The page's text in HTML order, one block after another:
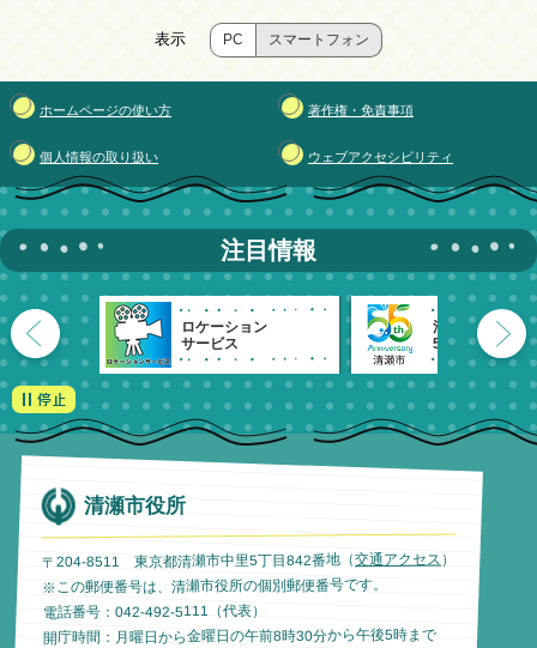
表示 PC スマートフォン
ホームページの使い方 著作権・免責事項
個人情報の取り扱い ウェブアクセシビリティ
注目情報
ロケーション
サービス
清瀬市
55周年記念
清瀬市役所
〒204-8511 東京都清瀬市中里5丁目842番地（交通アクセス ）
※この郵便番号は、清瀬市役所の個別郵便番号です。
電話番号：042-492-5111（代表）
開庁時間：月曜日から金曜日の午前8時30分から午後5時まで